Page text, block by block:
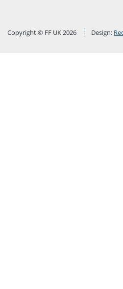
Copyright © FF UK 2026 Design: